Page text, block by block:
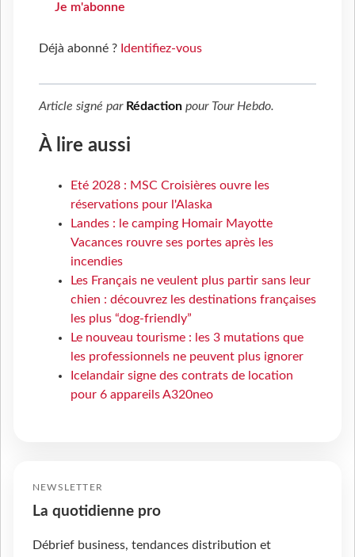
Je m'abonne
Déjà abonné ? Identifiez-vous
Article signé par Rédaction pour Tour Hebdo.
À lire aussi
Eté 2028 : MSC Croisières ouvre les
réservations pour l'Alaska
Landes : le camping Homair Mayotte
Vacances rouvre ses portes après les
incendies
Les Français ne veulent plus partir sans leur
chien : découvrez les destinations françaises
les plus “dog-friendly”
Le nouveau tourisme : les 3 mutations que
les professionnels ne peuvent plus ignorer
Icelandair signe des contrats de location
pour 6 appareils A320neo
NEWSLETTER
La quotidienne pro
Débrief business, tendances distribution et